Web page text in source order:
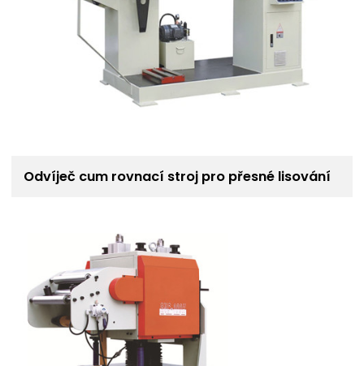
Odvíječ cum rovnací stroj pro přesné lisování